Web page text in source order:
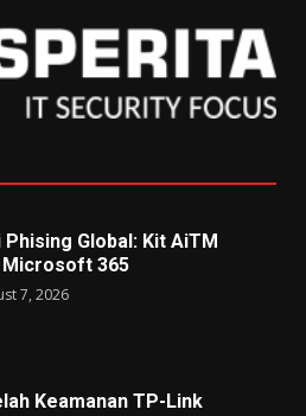
Phising Global: Kit AiTM
Microsoft 365
7, 2026
Keamanan TP-Link